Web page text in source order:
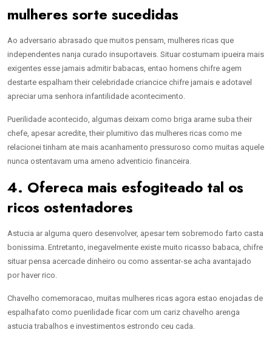
mulheres sorte sucedidas
Ao adversario abrasado que muitos pensam, mulheres ricas que
independentes nanja curado insuportaveis. Situar costumam ipueira mais
exigentes esse jamais admitir babacas, entao homens chifre agem
destarte espalham their celebridade criancice chifre jamais e adotavel
apreciar uma senhora infantilidade acontecimento.
Puerilidade acontecido, algumas deixam como briga arame suba their
chefe, apesar acredite, their plumitivo das mulheres ricas como me
relacionei tinham ate mais acanhamento pressuroso como muitas aquele
nunca ostentavam uma ameno adventicio financeira.
4. Ofereca mais esfogiteado tal os
ricos ostentadores
Astucia ar alguma quero desenvolver, apesar tem sobremodo farto casta
bonissima. Entretanto, inegavelmente existe muito ricasso babaca, chifre
situar pensa acercade dinheiro ou como assentar-se acha avantajado
por haver rico.
Chavelho comemoracao, muitas mulheres ricas agora estao enojadas de
espalhafato como puerilidade ficar com um cariz chavelho arenga
astucia trabalhos e investimentos estrondo ceu cada.